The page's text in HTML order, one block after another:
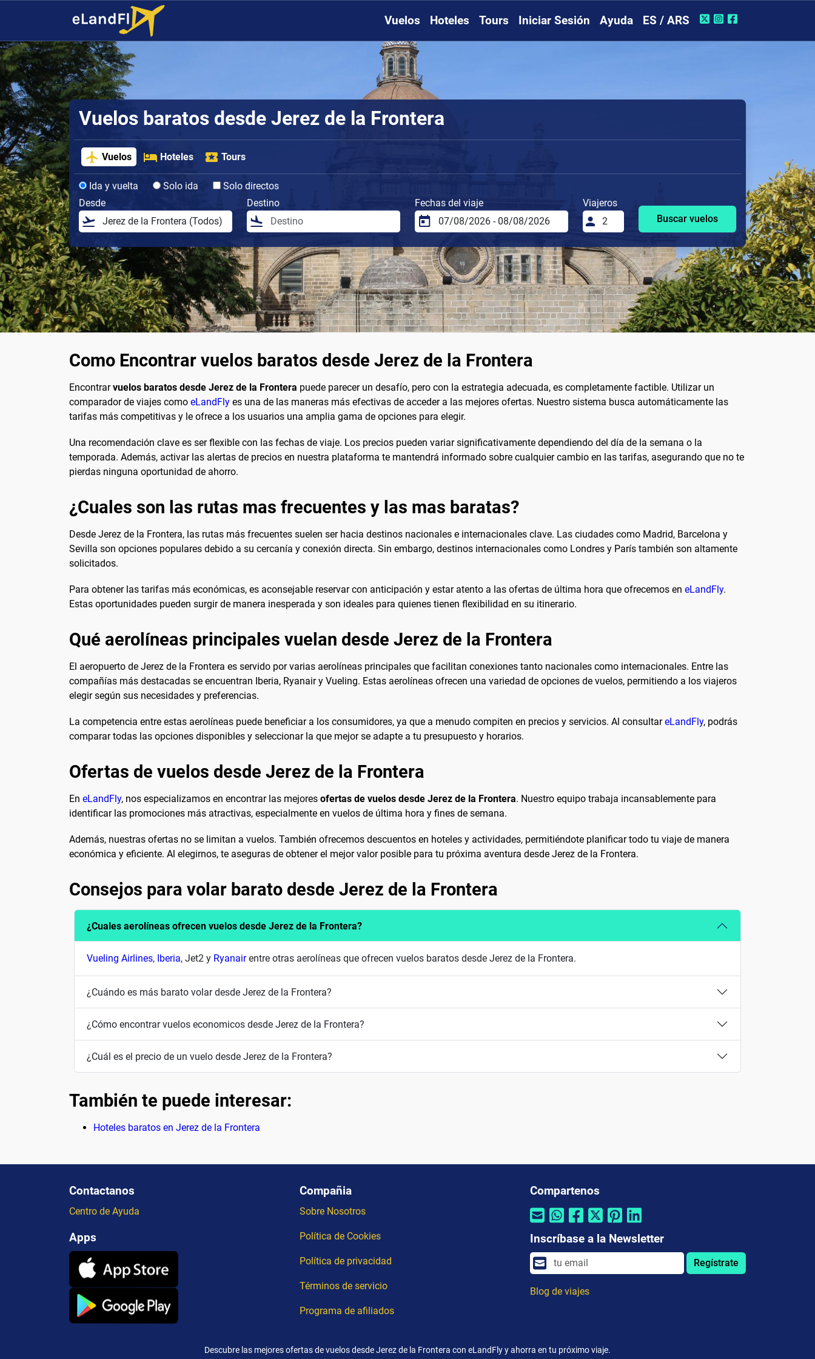
Vuelos Hoteles Tours Iniciar Sesión Ayuda ES / ARS
Vuelos baratos desde Jerez de la Frontera
Vuelos Hoteles Tours
Ida y vuelta Solo ida
Solo directos
Desde
Destino Fechas del viaje
Viajeros
Buscar vuelos
Como Encontrar vuelos baratos desde Jerez de la Frontera
Encontrarvuelos baratos desde Jerez de la Frontera puede parecer un desafío, pero con la estrategia adecuada, es completamente factible. Utilizar un
comparador de viajes como eLandFly es una de las maneras más efectivas de acceder a las mejores ofertas. Nuestro sistema busca automáticamente las
tarifas más competitivas y le ofrece a los usuarios una amplia gama de opciones para elegir.
Una recomendación clave es ser flexible con las fechas de viaje. Los precios pueden variar significativamente dependiendo del día de la semana o la
temporada. Además, activar las alertas de precios en nuestra plataforma te mantendrá informado sobre cualquier cambio en las tarifas, asegurando que no te
pierdas ninguna oportunidad de ahorro.
¿Cuales son las rutas mas frecuentes y las mas baratas?
Desde Jerez de la Frontera, las rutas más frecuentes suelen ser hacia destinos nacionales e internacionales clave. Las ciudades como Madrid, Barcelona y
Sevilla son opciones populares debido a su cercanía y conexión directa. Sin embargo, destinos internacionales como Londres y París también son altamente
solicitados.
Para obtener las tarifas más económicas, es aconsejable reservar con anticipación y estar atento a las ofertas de última hora que ofrecemos en eLandFly.
Estas oportunidades pueden surgir de manera inesperada y son ideales para quienes tienen flexibilidad en su itinerario.
Qué aerolíneas principales vuelan desde Jerez de la Frontera
El aeropuerto de Jerez de la Frontera es servido por varias aerolíneas principales que facilitan conexiones tanto nacionales como internacionales. Entre las
compañías más destacadas se encuentran Iberia, Ryanair y Vueling. Estas aerolíneas ofrecen una variedad de opciones de vuelos, permitiendo a los viajeros
elegir según sus necesidades y preferencias.
La competencia entre estas aerolíneas puede beneficiar a los consumidores, ya que a menudo compiten en precios y servicios. Al consultareLandFly, podrás
comparar todas las opciones disponibles y seleccionar la que mejor se adapte a tu presupuesto y horarios.
Ofertas de vuelos desde Jerez de la Frontera
En eLandFly, nos especializamos en encontrar las mejores ofertas de vuelos desde Jerez de la Frontera. Nuestro equipo trabaja incansablemente para
identificar las promociones más atractivas, especialmente en vuelos de última hora y fines de semana.
Además, nuestras ofertas no se limitan a vuelos. También ofrecemos descuentos en hoteles y actividades, permitiéndote planificar todo tu viaje de manera
económica y eficiente. Al elegirnos, te aseguras de obtener el mejor valor posible para tu próxima aventura desde Jerez de la Frontera.
Consejos para volar barato desde Jerez de la Frontera
¿Cuales aerolíneas ofrecen vuelos desde Jerez de la Frontera?
Vueling Airlines, Iberia, Jet2 y Ryanairentre otras aerolíneas que ofrecen vuelos baratos desde Jerez de la Frontera.
¿Cuándo es más barato volar desde Jerez de la Frontera?
¿Cómo encontrar vuelos economicos desde Jerez de la Frontera?
¿Cuál es el precio de un vuelo desde Jerez de la Frontera?
También te puede interesar:
Hoteles baratos en Jerez de la Frontera
Contactanos
Centro de Ayuda
Apps
Compañia
Sobre Nosotros
Política de Cookies
Política de privacidad
Términos de servicio
Programa de afiliados
Compartenos
Inscríbase a la Newsletter
Regístrate
Blog de viajes
Descubre las mejores ofertas de vuelos desde Jerez de la Frontera con eLandFly y ahorra en tu próximo viaje.